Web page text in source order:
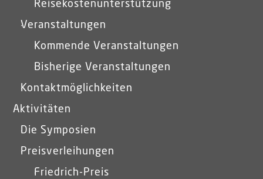
Reisekostenunterstützung
Veranstaltungen
Kommende Veranstaltungen
Bisherige Veranstaltungen
Kontaktmöglichkeiten
Aktivitäten
Die Symposien
Preisverleihungen
Friedrich-Preis